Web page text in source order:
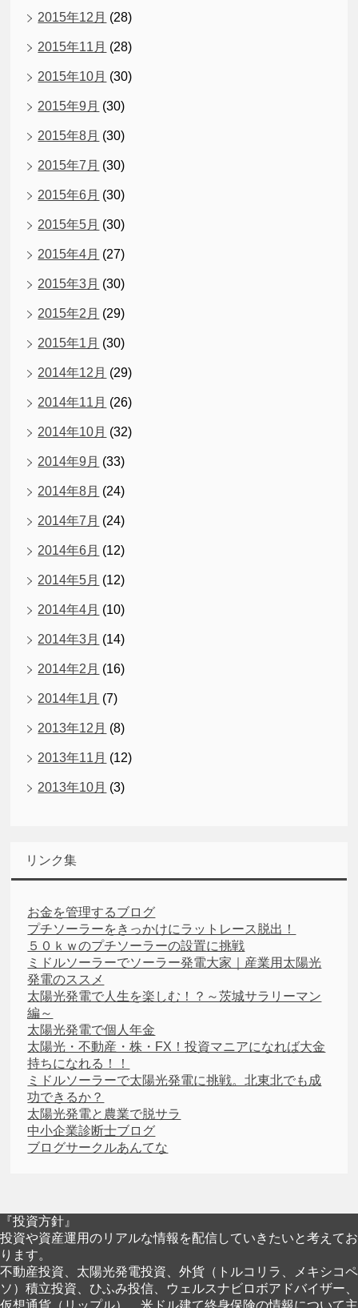
2015年12月 (28)
2015年11月 (28)
2015年10月 (30)
2015年9月 (30)
2015年8月 (30)
2015年7月 (30)
2015年6月 (30)
2015年5月 (30)
2015年4月 (27)
2015年3月 (30)
2015年2月 (29)
2015年1月 (30)
2014年12月 (29)
2014年11月 (26)
2014年10月 (32)
2014年9月 (33)
2014年8月 (24)
2014年7月 (24)
2014年6月 (12)
2014年5月 (12)
2014年4月 (10)
2014年3月 (14)
2014年2月 (16)
2014年1月 (7)
2013年12月 (8)
2013年11月 (12)
2013年10月 (3)
リンク集
お金を管理するブログ
プチソーラーをきっかけにラットレース脱出！
５０ｋｗのプチソーラーの設置に挑戦
ミドルソーラーでソーラー発電大家｜産業用太陽光
発電のススメ
太陽光発電で人生を楽しむ！？～茨城サラリーマン
編～
太陽光発電で個人年金
太陽光・不動産・株・FX！投資マニアになれば大金
持ちになれる！！
ミドルソーラーで太陽光発電に挑戦。北東北でも成
功できるか？
太陽光発電と農業で脱サラ
中小企業診断士ブログ
ブログサークルあんてな
『投資方針』
投資や資産運用のリアルな情報を配信していきたいと考えてお
ります。
不動産投資、太陽光発電投資、外貨（トルコリラ、メキシコペ
ソ）積立投資、ひふみ投信、ウェルスナビロボアドバイザー、
仮想通貨（リップル）、米ドル建て終身保険の情報について主